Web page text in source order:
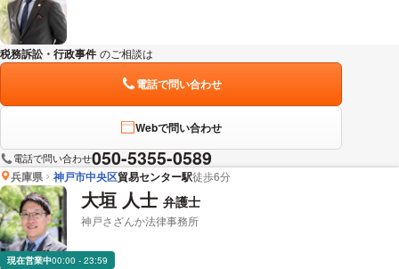
税務訴訟・行政事件 のご相談は
電話で問い合わせ
Webで問い合わせ
電話で問い合わせ050-5355-0589
兵庫県 神戸市中央区貿易センター駅徒歩6分
大垣 人士 弁護士
神戸さざんか法律事務所
現在営業中00:00 - 23:59